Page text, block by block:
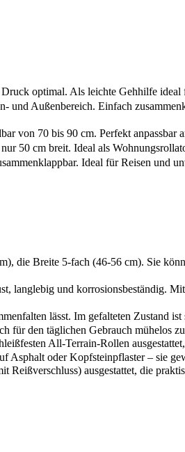
optimal. Als leichte Gehhilfe
Außenbereich. Einfach
von 70 bis 90 cm. Perfekt
50 cm breit. Ideal als
Ideal für Reisen und
die Breite 5-fach (46-56 cm). Sie
langlebig und korrosionsbeständig.
lässt. Im gefalteten Zustand
für den täglichen Gebrauch mühelos
All-Terrain-Rollen
oder Kopfsteinpflaster – sie
ausgestattet, die